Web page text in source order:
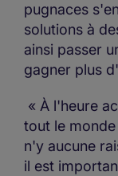
pugnaces
solutions à
ainsi passer
gagner plus
« À l'heure
tout le
n'y aucune
il est